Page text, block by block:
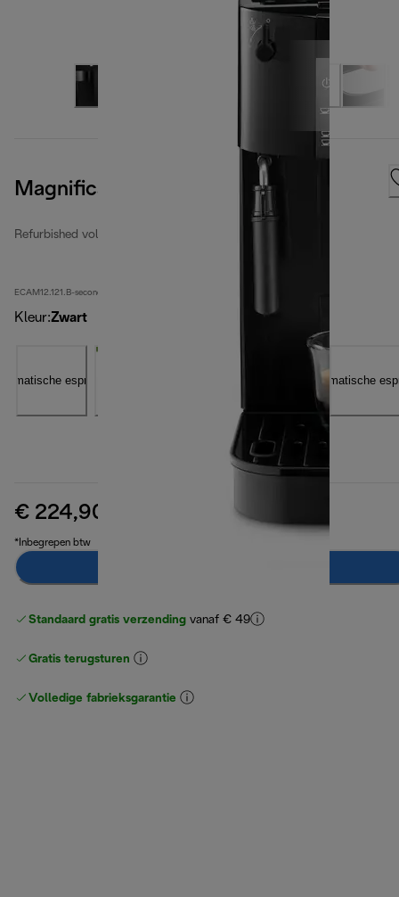
Magnifica S
Refurbished volledig automatische espressomachines
ECAM12.121.B-second
Kleur:Zwart
€ 224,90 originele prijs € 399,90
*Inbegrepen btw
Standaard gratis verzending vanaf € 49
Gratis terugsturen
Volledige fabrieksgarantie